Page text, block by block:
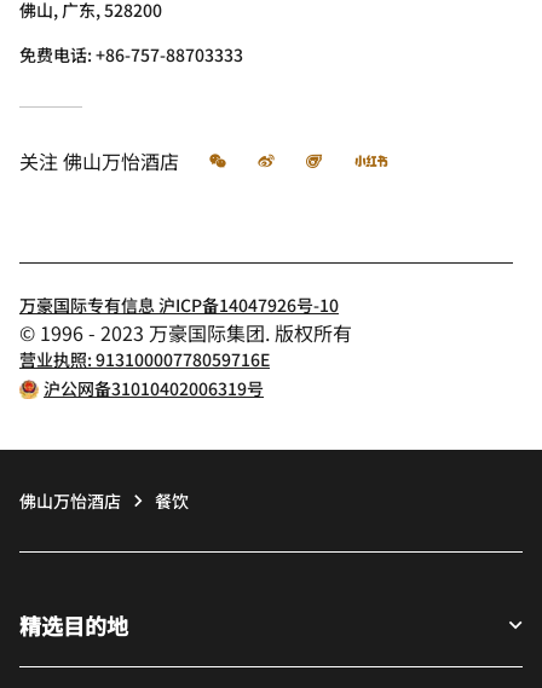
佛山, 广东, 528200
免费电话:+86-757-88703333
关注佛山万怡酒店 微信 微博 飞猪 小红书
万豪国际专有信息 沪ICP备14047926号-10
© 1996 - 2023 万豪国际集团. 版权所有
营业执照: 91310000778059716E
沪公网备31010402006319号
佛山万怡酒店 餐饮
精选目的地